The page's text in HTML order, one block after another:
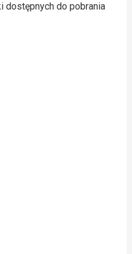
dostępnych do pobrania